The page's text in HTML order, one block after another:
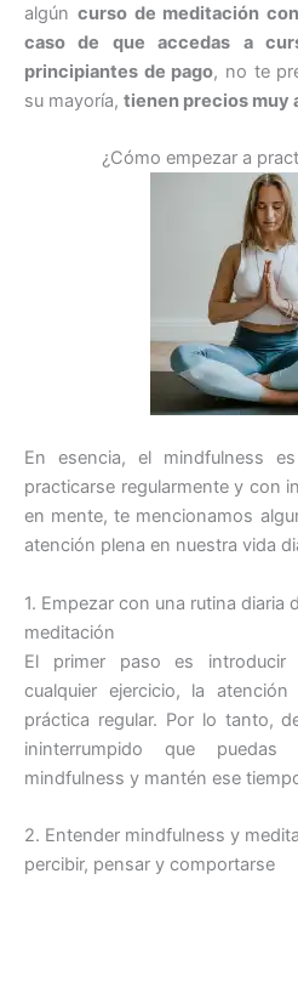
algún curso de meditación
caso de que accedas a
principiantes de pago, no te
su mayoría, tienen precios muy
¿Cómo empezar a
En esencia, el mindfulness
practicarse regularmente y con
en mente, te mencionamos
atención plena en nuestra vida
1. Empezar con una rutina diaria
meditación
El primer paso es introducir
cualquier ejercicio, la
práctica regular. Por lo tanto,
ininterrumpido que puedas
mindfulness y mantén ese
2. Entender mindfulness y
percibir, pensar y comportarse